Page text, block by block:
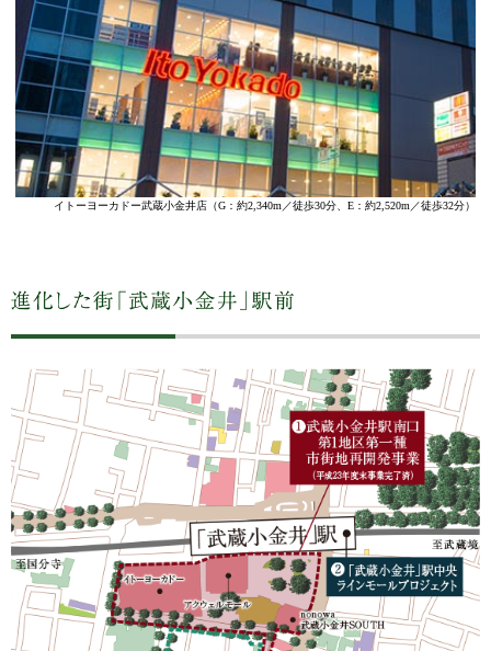
イトーヨーカドー武蔵小金井店（G：約2,340m／徒歩30分、E：約2,520m／徒歩